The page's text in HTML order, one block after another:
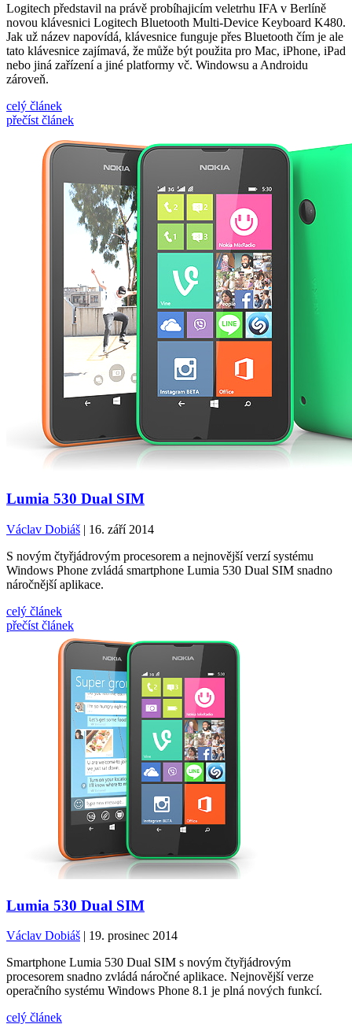
Logitech představil na právě probíhajicím veletrhu IFA v Berlíně
novou klávesnici Logitech Bluetooth Multi-Device Keyboard K480.
Jak už název napovídá, klávesnice funguje přes Bluetooth čím je ale
tato klávesnice zajímavá, že může být použita pro Mac, iPhone, iPad
nebo jiná zařízení a jiné platformy vč. Windowsu a Androidu
zároveň.
celý článek
přečíst článek
Lumia 530 Dual SIM
Václav Dobiáš | 16. září 2014
S novým čtyřjádrovým procesorem a nejnovější verzí systému
Windows Phone zvládá smartphone Lumia 530 Dual SIM snadno
náročnější aplikace.
celý článek
přečíst článek
Lumia 530 Dual SIM
Václav Dobiáš | 19. prosinec 2014
Smartphone Lumia 530 Dual SIM s novým čtyřjádrovým
procesorem snadno zvládá náročné aplikace. Nejnovější verze
operačního systému Windows Phone 8.1 je plná nových funkcí.
celý článek